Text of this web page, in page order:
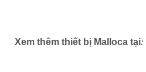
Xem thêm thiết bị Malloca tại: